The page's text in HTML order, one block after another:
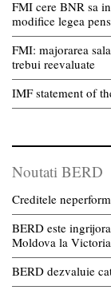
FMI cere BNR sa
modifice legea
FMI: majorarea
trebui reevaluate
IMF statement of
Noutati BERD
Creditele
BERD este
Moldova la
BERD dezvaluie